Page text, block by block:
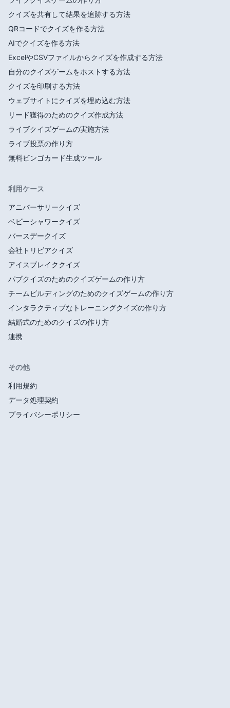
クイズを共有して結果を追跡する方法
QRコードでクイズを作る方法
AIでクイズを作る方法
ExcelやCSVファイルからクイズを作成する方法
自分のクイズゲームをホストする方法
クイズを印刷する方法
ウェブサイトにクイズを埋め込む方法
リード獲得のためのクイズ作成方法
ライブクイズゲームの実施方法
ライブ投票の作り方
無料ビンゴカード生成ツール
利用ケース
アニバーサリークイズ
ベビーシャワークイズ
バースデークイズ
会社トリビアクイズ
アイスブレイククイズ
パブクイズのためのクイズゲームの作り方
チームビルディングのためのクイズゲームの作り方
インタラクティブなトレーニングクイズの作り方
結婚式のためのクイズの作り方
連携
その他
利用規約
データ処理契約
プライバシーポリシー